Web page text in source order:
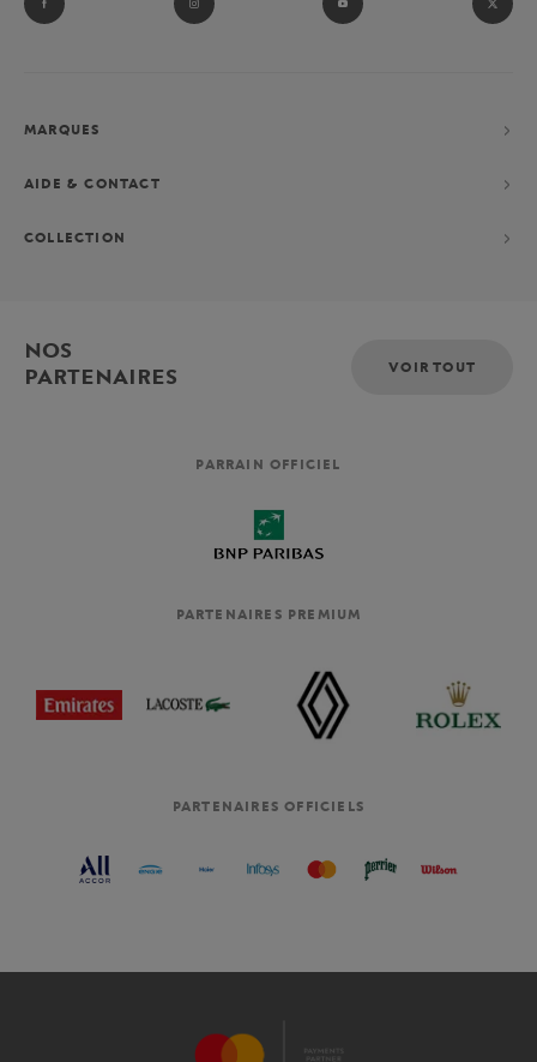
MARQUES
AIDE & CONTACT
COLLECTION
NOS
PARTENAIRES
VOIR TOUT
PARRAIN OFFICIEL
PARTENAIRES PREMIUM
PARTENAIRES OFFICIELS